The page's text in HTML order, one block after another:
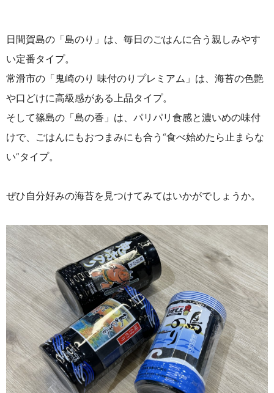
日間賀島の「島のり」は、毎日のごはんに合う親しみやす
い定番タイプ。
常滑市の「鬼崎のり 味付のりプレミアム 」は、海苔の色艶
や口どけに高級感がある上品タイプ。
そして篠島の「島の香」は、パリパリ食感と濃いめの味付
けで、ごはんにもおつまみにも合う“食べ始めたら止まらな
い”タイプ。
ぜひ自分好みの海苔を見つけてみてはいかがでしょうか。